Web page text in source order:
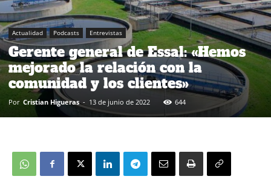
Actualidad Podcasts Entrevistas
Gerente general de Essal: «Hemos
mejorado la relación con la
comunidad y los clientes»
Por Cristian Higueras - 13 de junio de 2022 644